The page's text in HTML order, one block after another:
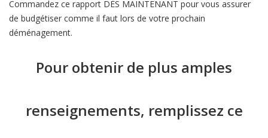
Commandez ce rapport DÈS MAINTENANT pour vous assurer
de budgétiser comme il faut lors de votre prochain
déménagement.
Pour obtenir de plus amples
renseignements, remplissez ce